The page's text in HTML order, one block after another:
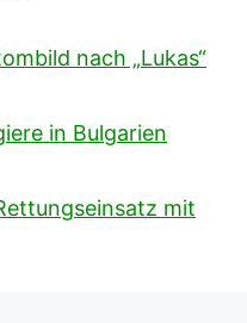
nach „Lukas“
in Bulgarien
mit